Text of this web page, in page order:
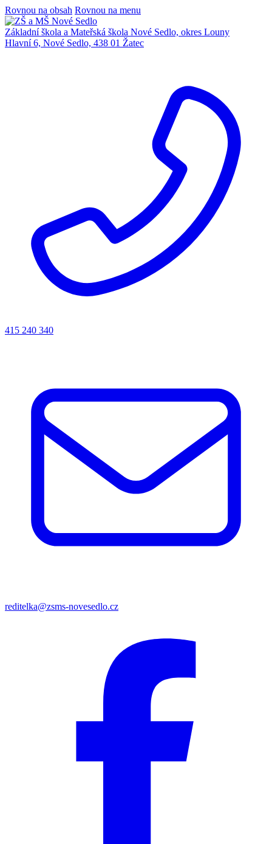
Rovnou na obsah Rovnou na menu
Základní škola a Mateřská škola Nové Sedlo, okres Louny
Hlavní 6, Nové Sedlo, 438 01 Žatec
415 240 340
reditelka@zsms-novesedlo.cz